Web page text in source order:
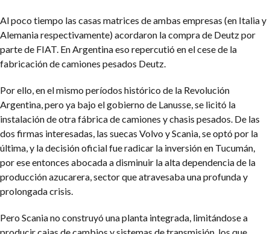
Al poco tiempo las casas matrices de ambas empresas (en Italia y
Alemania respectivamente) acordaron la compra de Deutz por
parte de FIAT. En Argentina eso repercutió en el cese de la
fabricación de camiones pesados Deutz.
Por ello, en el mismo períodos histórico de la Revolución
Argentina, pero ya bajo el gobierno de Lanusse, se licitó la
instalación de otra fábrica de camiones y chasis pesados. De las
dos firmas interesadas, las suecas Volvo y Scania, se optó por la
última, y la decisión oficial fue radicar la inversión en Tucumán,
por ese entonces abocada a disminuir la alta dependencia de la
producción azucarera, sector que atravesaba una profunda y
prolongada crisis.
Pero Scania no construyó una planta integrada, limitándose a